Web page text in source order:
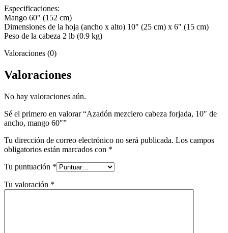
Especificaciones:
Mango 60″ (152 cm)
Dimensiones de la hoja (ancho x alto) 10″ (25 cm) x 6″ (15 cm)
Peso de la cabeza 2 lb (0.9 kg)
Valoraciones (0)
Valoraciones
No hay valoraciones aún.
Sé el primero en valorar “Azadón mezclero cabeza forjada, 10″ de
ancho, mango 60″”
Tu dirección de correo electrónico no será publicada. Los campos
obligatorios están marcados con *
Tu puntuación *
Tu valoración *